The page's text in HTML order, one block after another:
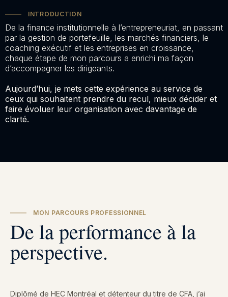
INTRODUCTION
De la finance institutionnelle à l’entrepreneuriat, en passant
par la gestion de portefeuille, les marchés financiers, le
coaching exécutif et les entreprises en croissance,
chaque étape de mon parcours a enrichi ma façon
d’accompagner les dirigeants.
Aujourd’hui, je mets cette expérience au service de
ceux qui souhaitent prendre du recul, mieux décider et
faire évoluer leur organisation avec davantage de
clarté.
MON PARCOURS PROFESSIONNEL
De la performance à la
perspective.
Diplômé de HEC Montréal et détenteur du titre de CFA, j’ai